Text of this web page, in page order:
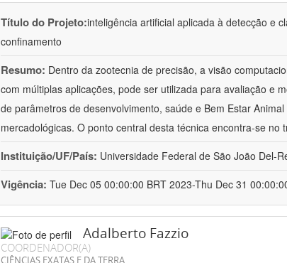
Título do Projeto:inteligência artificial aplicada à detecção e
confinamento
Resumo: Dentro da zootecnia de precisão, a visão
com múltiplas aplicações, pode ser utilizada para avaliação e
de parâmetros de desenvolvimento, saúde e Bem Estar
mercadológicas. O ponto central desta técnica encontra-se no
Instituição/UF/País: Universidade Federal de São João Del-
Vigência: Tue Dec 05 00:00:00 BRT 2023-Thu Dec 31
Adalberto Fazzio
COORDENADOR(A)
CIÊNCIAS EXATAS E DA TERRA